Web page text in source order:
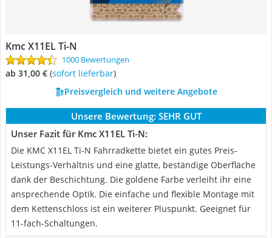
Kmc X11EL Ti-N
1000 Bewertungen
ab 31,00 € ( Sofort lieferbar)
Preisvergleich und weitere Angebote
Unsere Bewertung: SEHR GUT
Unser Fazit für Kmc X11EL Ti-N:
Die KMC X11EL Ti-N Fahrradkette bietet ein gutes Preis-
Leistungs-Verhältnis und eine glatte, beständige Oberfläche
dank der Beschichtung. Die goldene Farbe verleiht ihr eine
ansprechende Optik. Die einfache und flexible Montage mit
dem Kettenschloss ist ein weiterer Pluspunkt. Geeignet für
11-fach-Schaltungen.